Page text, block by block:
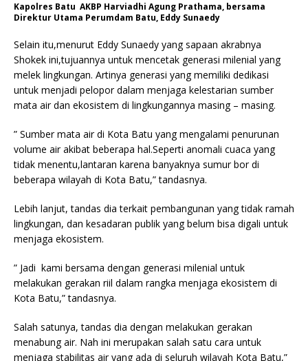
Kapolres Batu AKBP Harviadhi Agung Prathama, bersama
Direktur Utama Perumdam Batu, Eddy Sunaedy
Selain itu,menurut Eddy Sunaedy yang sapaan akrabnya
Shokek ini,tujuannya untuk mencetak generasi milenial yang
melek lingkungan. Artinya generasi yang memiliki dedikasi
untuk menjadi pelopor dalam menjaga kelestarian sumber
mata air dan ekosistem di lingkungannya masing – masing.
” Sumber mata air di Kota Batu yang mengalami penurunan
volume air akibat beberapa hal.Seperti anomali cuaca yang
tidak menentu,lantaran karena banyaknya sumur bor di
beberapa wilayah di Kota Batu,” tandasnya.
Lebih lanjut, tandas dia terkait pembangunan yang tidak ramah
lingkungan, dan kesadaran publik yang belum bisa digali untuk
menjaga ekosistem.
” Jadi kami bersama dengan generasi milenial untuk
melakukan gerakan riil dalam rangka menjaga ekosistem di
Kota Batu,” tandasnya.
Salah satunya, tandas dia dengan melakukan gerakan
menabung air. Nah ini merupakan salah satu cara untuk
menjaga stabilitas air yang ada di seluruh wilayah Kota Batu,”